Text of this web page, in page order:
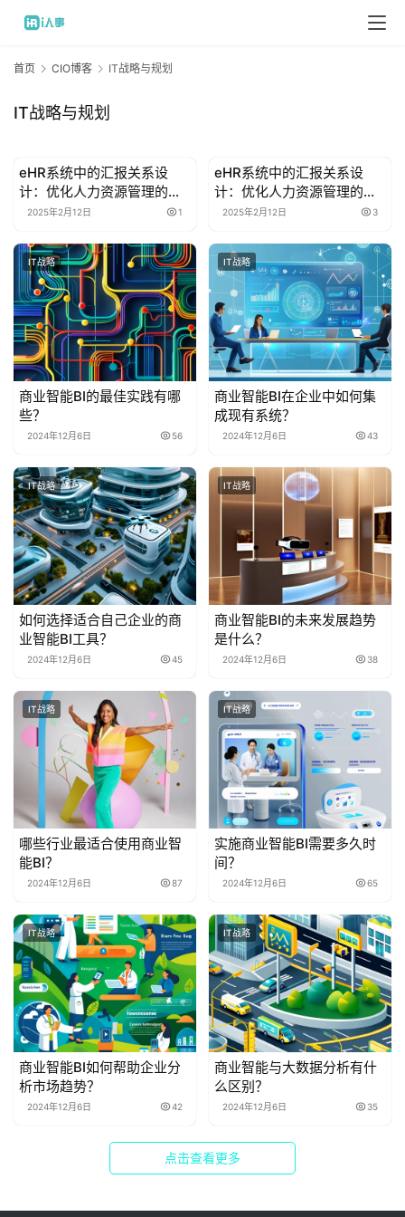
首页 CIO博客 IT战略与规划
IT战略与规划
CIO博客
eHR系统中的汇报关系设
计：优化人力资源管理的关
键2025年2月12日 1
CIO博客
eHR系统中的汇报关系设
计：优化人力资源管理的关
键2025年2月12日 3
IT战略
商业智能BI的最佳实践有哪
些？
2024年12月6日 56
IT战略
商业智能BI在企业中如何集
成现有系统？
2024年12月6日 43
IT战略
如何选择适合自己企业的商
业智能BI工具？
2024年12月6日 45
IT战略
商业智能BI的未来发展趋势
是什么？
2024年12月6日 38
IT战略
哪些行业最适合使用商业智
能BI？
2024年12月6日 87
IT战略
实施商业智能BI需要多久时
间？
2024年12月6日 65
IT战略
商业智能BI如何帮助企业分
析市场趋势？
2024年12月6日 42
IT战略
商业智能与大数据分析有什
么区别？
2024年12月6日 35
点击查看更多